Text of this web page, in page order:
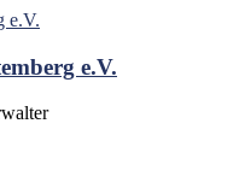
e.V.